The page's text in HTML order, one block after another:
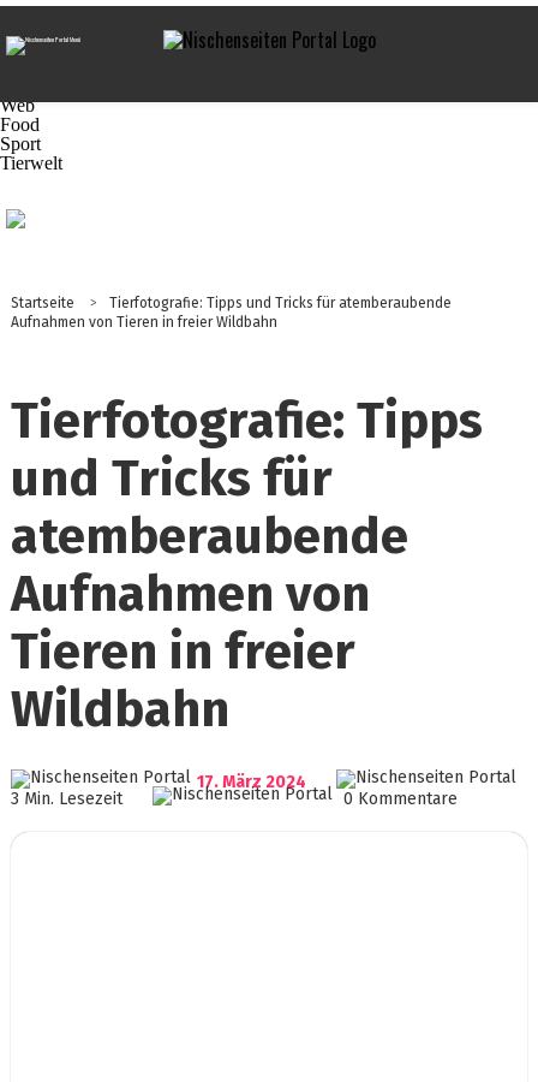
Navigation
Business
Web
Food
Sport
Tierwelt
Startseite >
Tierfotografie: Tipps und Tricks für atemberaubende
Aufnahmen von Tieren in freier Wildbahn
Tierfotografie: Tipps
und Tricks für
atemberaubende
Aufnahmen von
Tieren in freier
Wildbahn
17. März 2024
3 Min. Lesezeit
0 Kommentare